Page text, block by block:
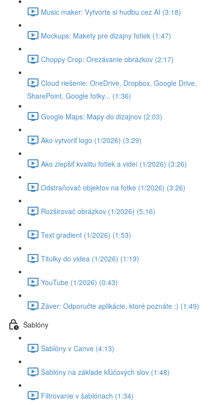
Music maker: Vytvorte si hudbu cez AI (3:18)
Mockups: Makety pre dizajny fotiek (1:47)
Choppy Crop: Orezávanie obrázkov (2:17)
Cloud riešenie: OneDrive, Dropbox, Google Drive,
SharePoint, Google fotky... (1:36)
Google Maps: Mapy do dizajnov (2:03)
Ako vytvoriť logo (1/2026) (3:29)
Ako zlepšiť kvalitu fotiek a videí (1/2026) (3:26)
Odstraňovač objektov na fotke (1/2026) (3:26)
Rozširovač obrázkov (1/2026) (5:16)
Text gradient (1/2026) (1:53)
Titulky do videa (1/2026) (1:19)
YouTube (1/2026) (0:43)
Záver: Odporučte aplikácie, ktoré poznáte :) (1:49)
Šablóny
Šablóny v Canve (4:13)
Šablóny na základe kľúčových slov (1:48)
Filtrovanie v šablónach (1:34)